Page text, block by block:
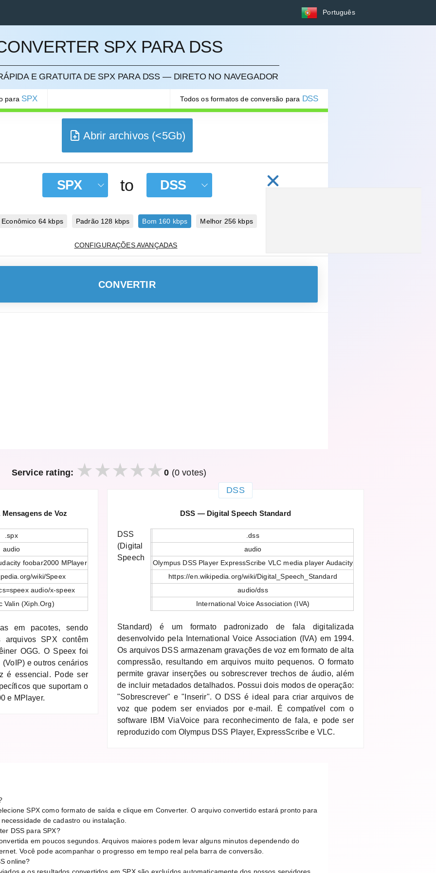
Português
SPX PARA DSS
E GRATUITA DE SPX PARA DSS — DIRETO NO NAVEGADOR
para SPX Todos os formatos de conversão para DSS
Abrir archivos (<5Gb)
SPX to DSS
Econômico 64 kbps Padrão 128 kbps Bom 160 kbps Melhor 256 kbps
CONFIGURAÇÕES AVANÇADAS
CONVERTIR
Service rating: 0 (0 votes)
de Voz
.spx
audio
foobar2000 MPlayer
wiki/Speex
audio/x-speex
Valin (Xiph.Org)
em pacotes, sendo
arquivos SPX contêm
OGG. O Speex foi
e outros cenários
é essencial. Pode ser
que suportam o
e MPlayer.
DSS
DSS — Digital Speech Standard
.dss
audio
Olympus DSS Player ExpressScribe VLC media player Audacity
https://en.wikipedia.org/wiki/Digital_Speech_Standard
audio/dss
International Voice Association (IVA)
DSS
(Digital
Speech
Standard) é um formato padronizado de fala digitalizada
desenvolvido pela International Voice Association (IVA) em 1994.
Os arquivos DSS armazenam gravações de voz em formato de alta
compressão, resultando em arquivos muito pequenos. O formato
permite gravar inserções ou sobrescrever trechos de áudio, além
de incluir metadados detalhados. Possui dois modos de operação:
"Sobrescrever" e "Inserir". O DSS é ideal para criar arquivos de
voz que podem ser enviados por e-mail. É compatível com o
software IBM ViaVoice para reconhecimento de fala, e pode ser
reproduzido com Olympus DSS Player, ExpressScribe e VLC.
SPX como formato de saída e clique em Converter. O arquivo convertido estará pronto para
de cadastro ou instalação.
DSS para SPX?
em poucos segundos. Arquivos maiores podem levar alguns minutos dependendo do
Você pode acompanhar o progresso em tempo real pela barra de conversão.
online?